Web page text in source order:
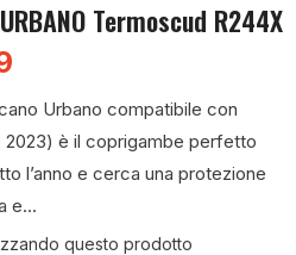
Termoscud R244X
Urbano compatibile con
2023) è il coprigambe perfetto
l’anno e cerca una protezione
e...
questo prodotto